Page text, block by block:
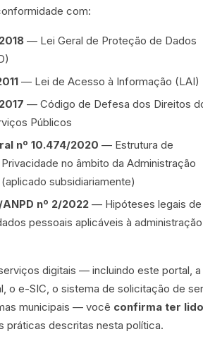
com:
— Lei Geral de Proteção de Dados
— Lei de Acesso à Informação (LAI)
— Código de Defesa dos Direitos
Públicos
nº 10.474/2020 — Estrutura de
no âmbito da Administração
subsidiariamente)
nº 2/2022 — Hipóteses legais de
pessoais aplicáveis à administração
digitais — incluindo este portal, a
o e-SIC, o sistema de solicitação de
municipais — você confirma ter
práticas descritas nesta política.